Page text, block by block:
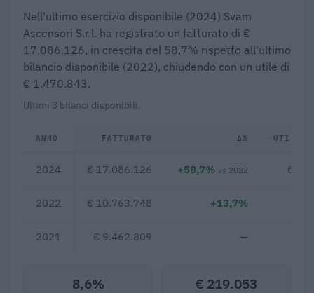
Nell'ultimo esercizio disponibile (2024) Svam
Ascensori S.r.l. ha registrato un fatturato di €
17.086.126, in crescita del 58,7% rispetto all'ultimo
bilancio disponibile (2022), chiudendo con un utile di
€ 1.470.843.
Ultimi 3 bilanci disponibili.
ANNO FATTURATO Δ% UTILE/
2024 € 17.086.126 +58,7% vs 2022 €
2022 € 10.763.748 +13,7%
2021 € 9.462.809 —
8,6% € 219.053